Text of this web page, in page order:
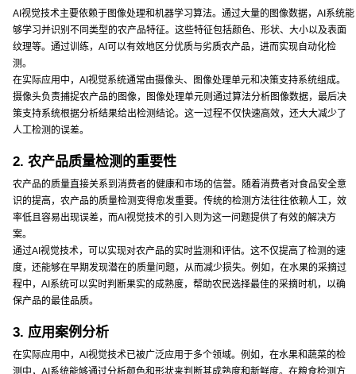
AI视觉技术主要依赖于图像处理和机器学习算法。通过大量的图像数据，AI系统能
够学习并识别不同类型的农产品特征。这些特征包括颜色、形状、大小以及表面
纹理等。通过训练，AI可以有效地区分优质与劣质农产品，进而实现自动化检
测。
在实际应用中，AI视觉系统通常由摄像头、图像处理单元和决策支持系统组成。
摄像头负责捕捉农产品的图像，图像处理单元则通过算法分析图像数据，最后决
策支持系统根据分析结果给出检测结论。这一过程不仅快速高效，还大大减少了
人工检测的误差。
2. 农产品质量检测的重要性
农产品的质量直接关系到消费者的健康和市场的信誉。随着消费者对食品安全意
识的提高，农产品的质量检测变得愈发重要。传统的检测方法往往依赖人工，效
率低且容易出现误差，而AI视觉技术的引入则为这一问题提供了有效的解决方
案。
通过AI视觉技术，可以实现对农产品的实时监测和评估。这不仅提高了检测的速
度，还能够在早期发现潜在的质量问题，从而减少损失。例如，在水果的采摘过
程中，AI系统可以实时判断果实的成熟度，帮助农民选择最佳的采摘时机，以确
保产品的最佳品质。
3. 应用案例分析
在实际应用中，AI视觉技术已被广泛应用于多个领域。例如，在水果和蔬菜的检
测中，AI系统能够通过分析颜色和形状来判断其成熟度和新鲜度。在粮食检测方